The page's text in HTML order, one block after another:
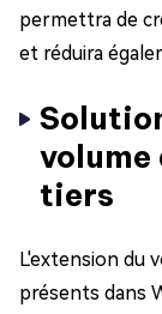
permettra de
et réduira
tiers
L'extension du
présents dans